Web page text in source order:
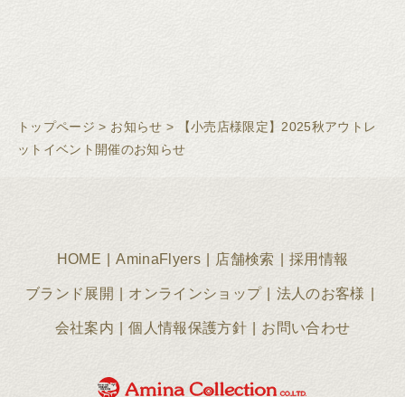
トップページ > お知らせ >
【小売店様限定】2025秋アウトレ
ットイベント開催のお知らせ
HOME AminaFlyers 店舗検索 採用情報
ブランド展開 オンラインショップ 法人のお客様
会社案内 個人情報保護方針 お問い合わせ